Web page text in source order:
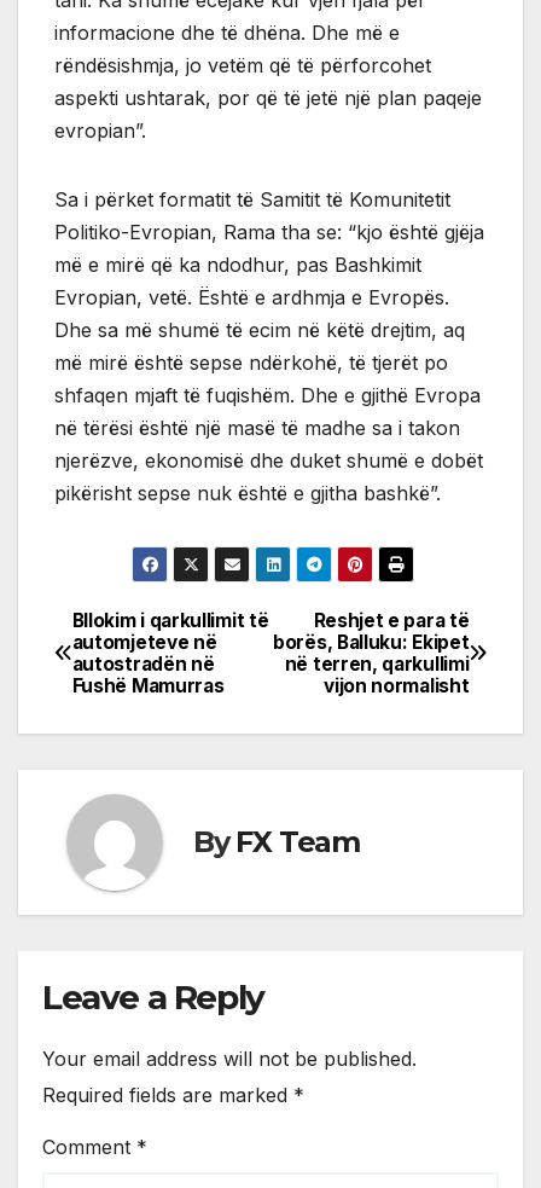
informacione dhe të dhëna. Dhe më e
rëndësishmja, jo vetëm që të përforcohet
aspekti ushtarak, por që të jetë një plan paqeje
evropian”.
Sa i përket formatit të Samitit të Komunitetit
Politiko-Evropian, Rama tha se: “kjo është gjëja
më e mirë që ka ndodhur, pas Bashkimit
Evropian, vetë. Është e ardhmja e Evropës.
Dhe sa më shumë të ecim në këtë drejtim, aq
më mirë është sepse ndërkohë, të tjerët po
shfaqen mjaft të fuqishëm. Dhe e gjithë Evropa
në tërësi është një masë të madhe sa i takon
njerëzve, ekonomisë dhe duket shumë e dobët
pikërisht sepse nuk është e gjitha bashkë”.
Post
navigation
Reshjet e para të
borës, Balluku: Ekipet
në terren, qarkullimi
vijon normalisht
Bllokim i qarkullimit të
automjeteve në
autostradën në
Fushë Mamurras
ByFX Team
Leave a Reply
Your email address will not be published.
Required fields are marked *
Comment *